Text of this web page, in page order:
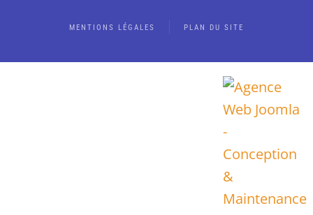
MENTIONS LÉGALES PLAN DU SITE